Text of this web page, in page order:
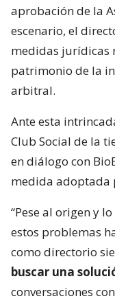
aprobación de la
escenario, el
medidas jurídicas
patrimonio de la
arbitral.
Ante esta
Club Social de la
en diálogo con
medida adoptada
“Pese al origen y
estos problemas
como directorio
buscar una
conversaciones